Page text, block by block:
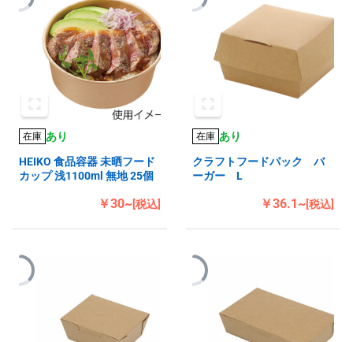
在庫 あり
HEIKO 食品容器 未晒フード
カップ 浅1100ml 無地 25個
￥30~[税込]
在庫 あり
クラフトフードパック バ
ーガー L
￥36.1~[税込]